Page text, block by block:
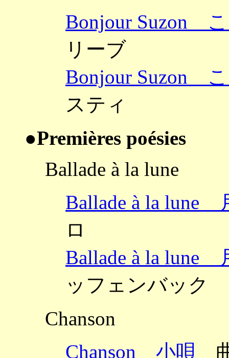
Bonjour Suzon
リーブ
Bonjour Suzon
スティ
●Premières poésies
Ballade à la lune
Ballade à la lune
ロ
Ballade à la lune
ッフェンバック
Chanson
Chanson 小唄